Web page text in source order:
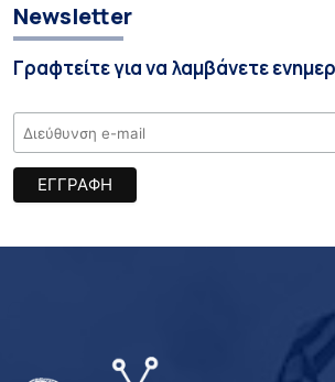
Newsletter
Γραφτείτε για να λαμβάνετε